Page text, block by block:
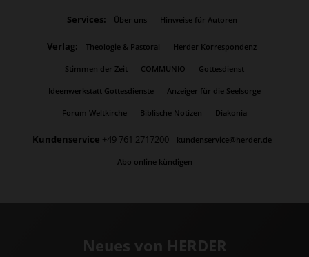
Services: Über uns Hinweise für Autoren
Verlag: Theologie & Pastoral Herder Korrespondenz
Stimmen der Zeit COMMUNIO Gottesdienst
Ideenwerkstatt Gottesdienste Anzeiger für die Seelsorge
Forum Weltkirche Biblische Notizen Diakonia
Kundenservice +49 761 2717200 kundenservice@herder.de
Abo online kündigen
Neues von HERDER